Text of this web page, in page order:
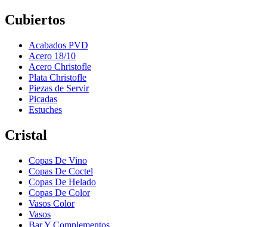
Cubiertos
Acabados PVD
Acero 18/10
Acero Christofle
Plata Christofle
Piezas de Servir
Picadas
Estuches
Cristal
Copas De Vino
Copas De Coctel
Copas De Helado
Copas De Color
Vasos Color
Vasos
Bar Y Complementos